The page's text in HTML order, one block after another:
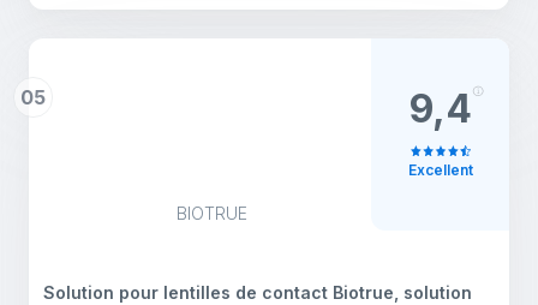
05
BIOTRUE
Solution pour lentilles de contact Biotrue, solution
9,4
Excellent